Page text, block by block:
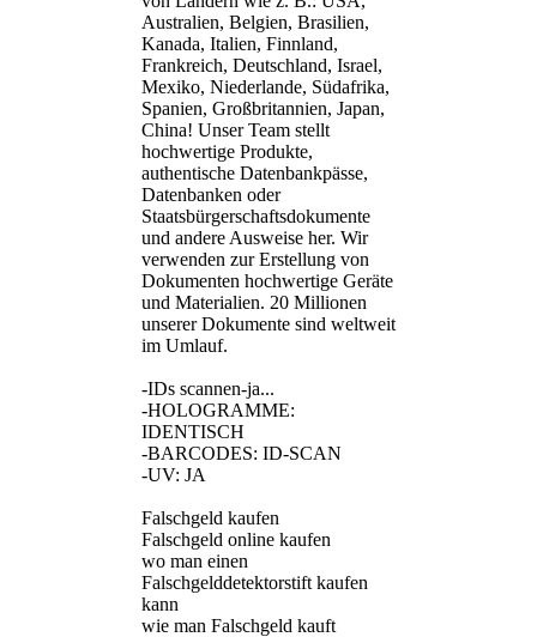
Australien, Belgien, Brasilien,
Kanada, Italien, Finnland,
Frankreich, Deutschland, Israel,
Mexiko, Niederlande, Südafrika,
Spanien, Großbritannien, Japan,
China! Unser Team stellt
hochwertige Produkte,
authentische Datenbankpässe,
Datenbanken oder
Staatsbürgerschaftsdokumente
und andere Ausweise her. Wir
verwenden zur Erstellung von
Dokumenten hochwertige Geräte
und Materialien. 20 Millionen
unserer Dokumente sind weltweit
im Umlauf.
-IDs scannen-ja...
-HOLOGRAMME:
IDENTISCH
-BARCODES: ID-SCAN
-UV: JA
Falschgeld kaufen
Falschgeld online kaufen
wo man einen
Falschgelddetektorstift kaufen
kann
wie man Falschgeld kauft